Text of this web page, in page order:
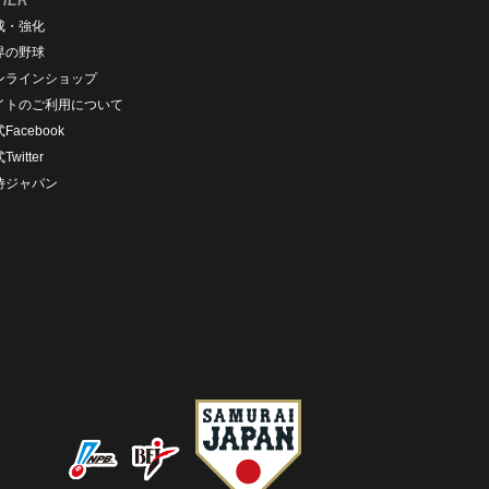
・強化
の野球
ラインショップ
トのご利用について
Facebook
Twitter
ジャパン